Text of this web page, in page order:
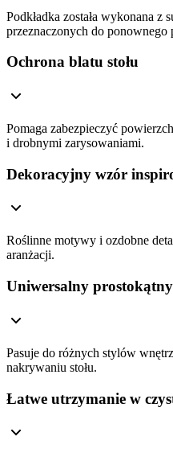
Podkładka została wykonana
przeznaczonych do ponownego
Ochrona blatu stołu
Pomaga zabezpieczyć
i drobnymi zarysowaniami.
Dekoracyjny wzór
Roślinne motywy i ozdobne
aranżacji.
Uniwersalny prostokątny
Pasuje do różnych stylów
nakrywaniu stołu.
Łatwe utrzymanie w